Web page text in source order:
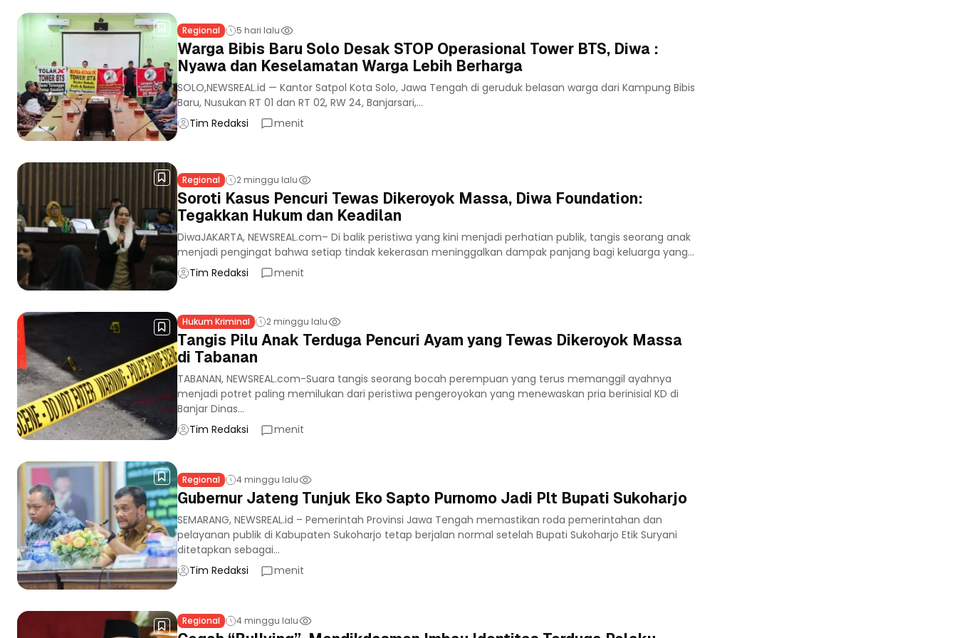
Regional 5 hari lalu
Warga Bibis Baru Solo Desak STOP Operasional Tower BTS, Diwa :
Nyawa dan Keselamatan Warga Lebih Berharga
SOLO,NEWSREAL.id — Kantor Satpol Kota Solo, Jawa Tengah di geruduk belasan warga dari Kampung Bibis
Baru, Nusukan RT 01 dan RT 02, RW 24, Banjarsari,...
Tim Redaksi
menit
Regional 2 minggu lalu
Soroti Kasus Pencuri Tewas Dikeroyok Massa, Diwa Foundation:
Tegakkan Hukum dan Keadilan
DiwaJAKARTA, NEWSREAL.com– Di balik peristiwa yang kini menjadi perhatian publik, tangis seorang anak
menjadi pengingat bahwa setiap tindak kekerasan meninggalkan dampak panjang bagi keluarga yang...
Tim Redaksi
menit
Hukum Kriminal 2 minggu lalu
Tangis Pilu Anak Terduga Pencuri Ayam yang Tewas Dikeroyok Massa
di Tabanan
TABANAN, NEWSREAL.com-Suara tangis seorang bocah perempuan yang terus memanggil ayahnya
menjadi potret paling memilukan dari peristiwa pengeroyokan yang menewaskan pria berinisial KD di
Banjar Dinas...
Tim Redaksi
menit
Regional 4 minggu lalu
Gubernur Jateng Tunjuk Eko Sapto Purnomo Jadi Plt Bupati Sukoharjo
SEMARANG, NEWSREAL.id – Pemerintah Provinsi Jawa Tengah memastikan roda pemerintahan dan
pelayanan publik di Kabupaten Sukoharjo tetap berjalan normal setelah Bupati Sukoharjo Etik Suryani
ditetapkan sebagai...
Tim Redaksi
menit
Regional 4 minggu lalu